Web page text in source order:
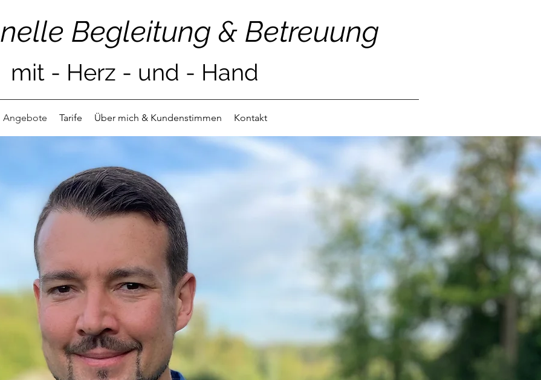
nelle Begleitung & Betreuung
mit - Herz - und - Hand
Angebote Tarife Über mich & Kundenstimmen Kontakt